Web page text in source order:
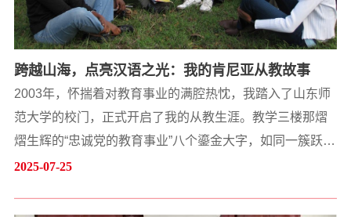
跨越山海，点亮汉语之光：我的肯尼亚从教故事
2003年，怀揣着对教育事业的满腔热忱，我踏入了山东师
范大学的校门，正式开启了我的从教生涯。教学三楼那熠
熠生辉的“忠诚党的教育事业”八个鎏金大字，如同一簇跃动
的火种，在我心中点燃了希望之光。那时的我尚未意识
2025-07-25